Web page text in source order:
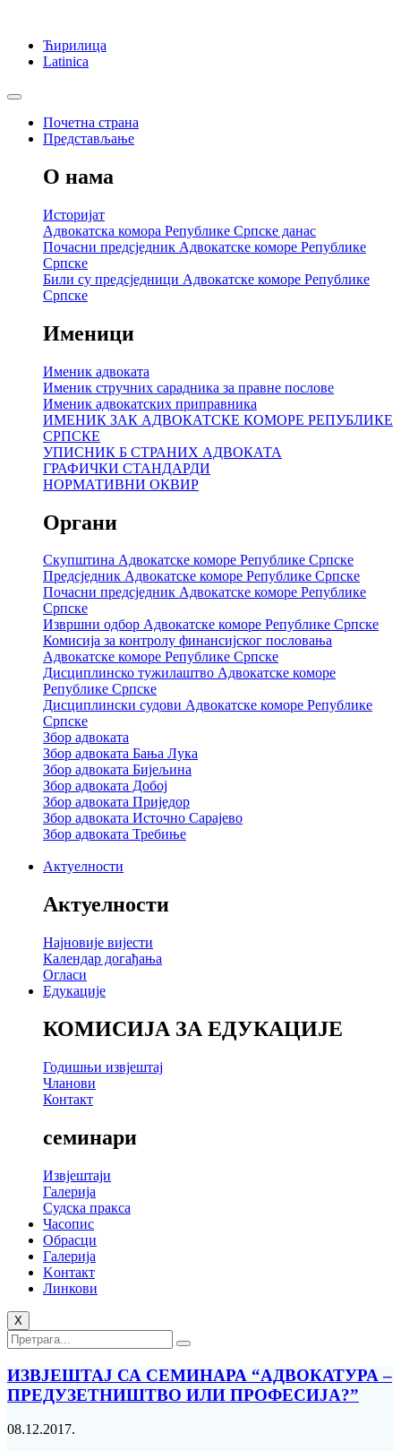
Ћирилица
Latinica
Почетна страна
Представљање
О нама
Историјат
Адвокатска комора Републике Српске данас
Почасни предсједник Адвокатске коморе Републике
Српске
Били су предсједници Адвокатске коморе Републике
Српске
Именици
Именик адвоката
Именик стручних сарадника за правне послове
Именик адвокатских приправника
ИМЕНИК ЗАК АДВОКАТСКЕ КОМОРЕ РЕПУБЛИКЕ
СРПСКЕ
УПИСНИК Б СТРАНИХ АДВОКАТА
ГРАФИЧКИ СТАНДАРДИ
НОРМАТИВНИ ОКВИР
Органи
Скупштина Адвокатске коморе Републике Српске
Предсједник Адвокатске коморе Републике Српске
Почасни предсједник Адвокатске коморе Републике
Српске
Извршни одбор Адвокатске коморе Републике Српске
Комисија за контролу финансијског пословања
Адвокатске коморе Републике Српске
Дисциплинско тужилаштво Адвокатске коморе
Републике Српске
Дисциплински судови Адвокатске коморе Републике
Српске
Збор адвоката
Збор адвоката Бања Лука
Збор адвоката Бијељина
Збор адвоката Добој
Збор адвоката Приједор
Збор адвоката Источно Сарајево
Збор адвоката Требиње
Актуелности
Актуелности
Најновије вијести
Календар догађања
Огласи
Едукације
КОМИСИЈА ЗА ЕДУКАЦИЈЕ
Годишњи извјештај
Чланови
Контакт
семинари
Извјештаји
Галерија
Судска пракса
Часопис
Обрасци
Галерија
Kонтакт
Линкови
X
ИЗВЈЕШТАЈ СА СЕМИНАРА “АДВОКАТУРА –
ПРЕДУЗЕТНИШТВО ИЛИ ПРОФЕСИЈА?”
08.12.2017.